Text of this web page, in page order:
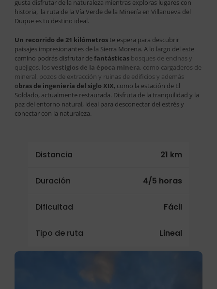
gusta disfrutar de la naturaleza mientras exploras lugares con
historia, la ruta de la Vía Verde de la Minería en Villanueva del
Duque es tu destino ideal.
Un recorrido de 21 kilómetroste espera para descubrir
paisajes impresionantes de la Sierra Morena. A lo largo del este
camino podrás disfrutar defantásticas bosques de encinas y
quejigos, los vestigios de la época minera, como cargaderos de
mineral, pozos de extracción y ruinas de edificios y además
obras de ingeniería del siglo XIX, como la estación de El
Soldado, actualmente restaurada. Disfruta de la tranquilidad y la
paz del entorno natural, ideal para desconectar del estrés y
conectar con la naturaleza.
Distancia 21 km
Duración 4/5 horas
Dificultad Fácil
Tipo de ruta Lineal